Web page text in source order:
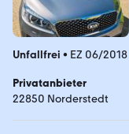
Unfallfrei • EZ 06/2018
Privatanbieter
22850 Norderstedt